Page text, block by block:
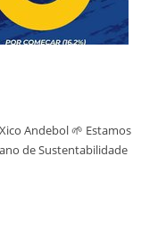
Andebol 🌱 Estamos
de Sustentabilidade